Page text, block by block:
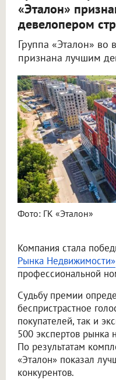
«Эталон»
девелопером
Группа «Эталон» во
признана лучшим
Фото: ГК «Эталон»
Компания стала
Рынка Недвижимости»
профессиональной
Судьбу премии
беспристрастное
покупателей, так и
500 экспертов рынка
По результатам
«Эталон» показал
конкурентов.